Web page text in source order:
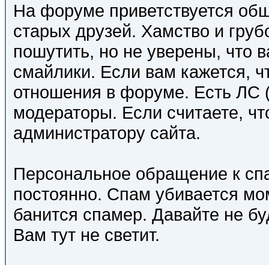
На форуме приветствуется
старых друзей. Хамство и
пошутить, но не уверены, что
смайлики. Если вам кажется,
отношения в форуме. Есть ЛС
модераторы. Если считаете,
администратору сайта.
Персональное обращение к
постоянно. Спам убивается
банится спамер. Давайте не
Вам тут не светит.